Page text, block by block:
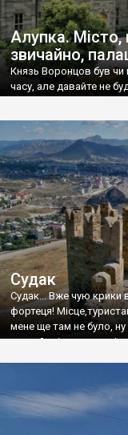
Алупка. Місто,
звичайно,
Князь Воронцов був
часу, але давайте не
Судак
Судак... Вже чую крики
фортеця!
мене ще там не було, ну
принаймні до цього